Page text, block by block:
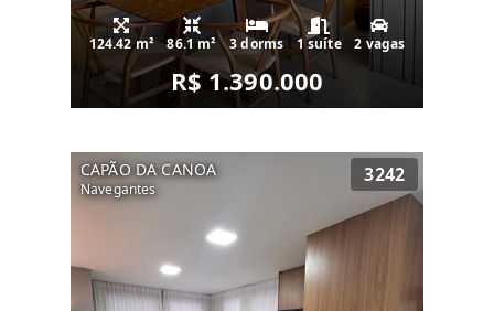
124.42 m² 86.1 m² 3 dorms 1 suíte 2 vagas
R$ 1.390.000
CAPÃO DA CANOA
Navegantes
3242